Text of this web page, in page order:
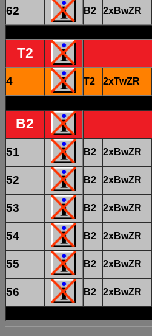
62 B2 2xBwZR
T2
4
T2 2xTwZR
B2
51
B2 2xBwZR
52 B2 2xBwZR
53 B2 2xBwZR
54 B2 2xBwZR
55 B2 2xBwZR
56 B2 2xBwZR